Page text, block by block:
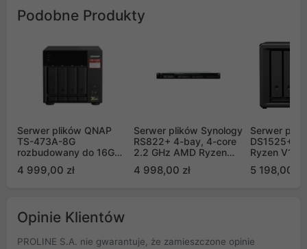
Podobne Produkty
Serwer plików QNAP
TS-473A-8G
rozbudowany do 16G
4-Bay NAS,
Czterordzeniowy AMD
M.2
4 999,00 zł
Serwer plików Synology
RS822+ 4-bay, 4-core
2.2 GHz AMD Ryzen
V1500B, 2 GB DDR4
ECC SODIMM, 4xGbE
4 998,00 zł
Serwer
DS1525+
Ryzen
2.2 GHz, 8
ECC,
5 198,00 zł
Opinie Klientów
PROLINE S.A. nie gwarantuje, że zamieszczone opinie